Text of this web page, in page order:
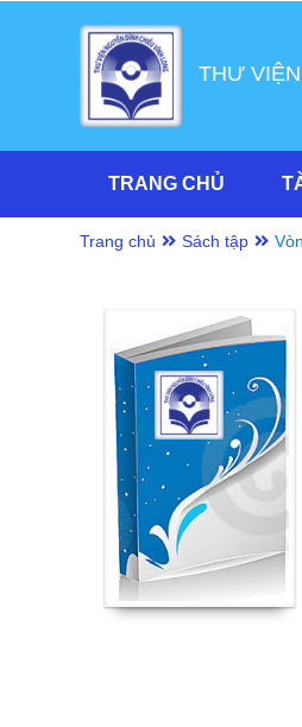
THƯ
TRANG CHỦ
Trang chủ Sách tập